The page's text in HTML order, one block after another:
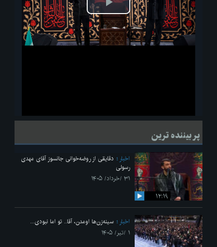
پخش
ویدیو
لحظاتی از قرائت زیارت اربعین امام حسین(ع) در مراسم عزاداری هیئات
پر بیننده ترین
۱۲:۱۹
اخبار
دقایقی از روضه‌خوانی جانسوز آقای مهدی
رسولی
۳۱ /خرداد/ ۱۴۰۵
اخبار
سینه‌زن‌ها اومدن،‌ آقا.. تو اما نبودی...
۱ /تیر/ ۱۴۰۵